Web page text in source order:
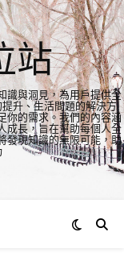
站
識與洞見，為用戶提供全
升、生活問題的解決方
你的需求。我們的內容涵
成長，旨在幫助每個人全
發現知識的無限可能，助